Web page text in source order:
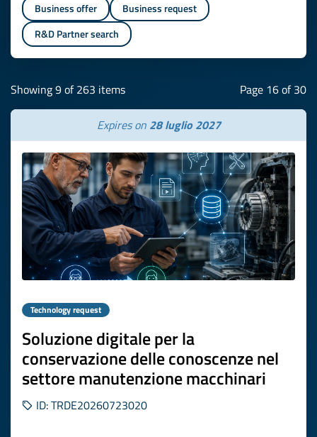
Business offer
Business request
R&D Partner search
Showing 9 of 263 items Page 16 of 30
Expires on 28 luglio 2027
Technology request
Soluzione digitale per la
conservazione delle conoscenze nel
settore manutenzione macchinari
ID: TRDE20260723020